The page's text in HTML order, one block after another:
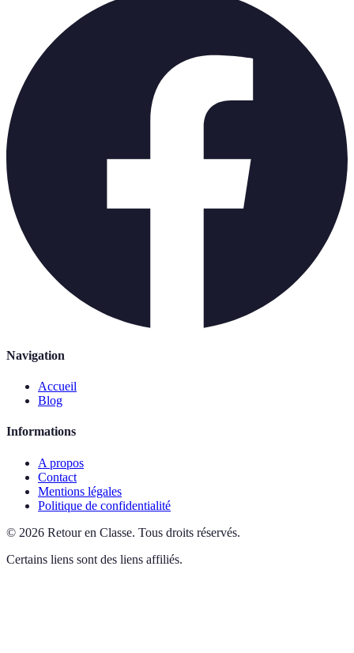
Navigation
Accueil
Blog
Informations
A propos
Contact
Mentions légales
Politique de confidentialité
© 2026 Retour en Classe. Tous droits réservés.
Certains liens sont des liens affiliés.